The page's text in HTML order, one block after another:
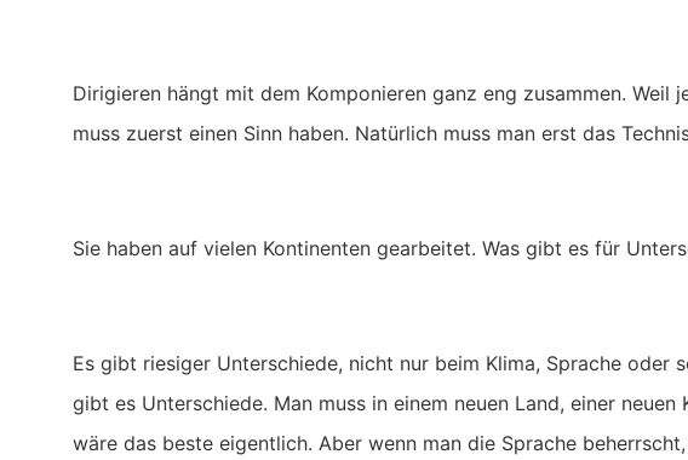
Dirigieren hängt mit dem Komponieren ganz eng zusammen.
muss zuerst einen Sinn haben. Natürlich muss man erst das
Sie haben auf vielen Kontinenten gearbeitet. Was gibt es für
Es gibt riesiger Unterschiede, nicht nur beim Klima, Sprache oder
gibt es Unterschiede. Man muss in einem neuen Land, einer
wäre das beste eigentlich. Aber wenn man die Sprache